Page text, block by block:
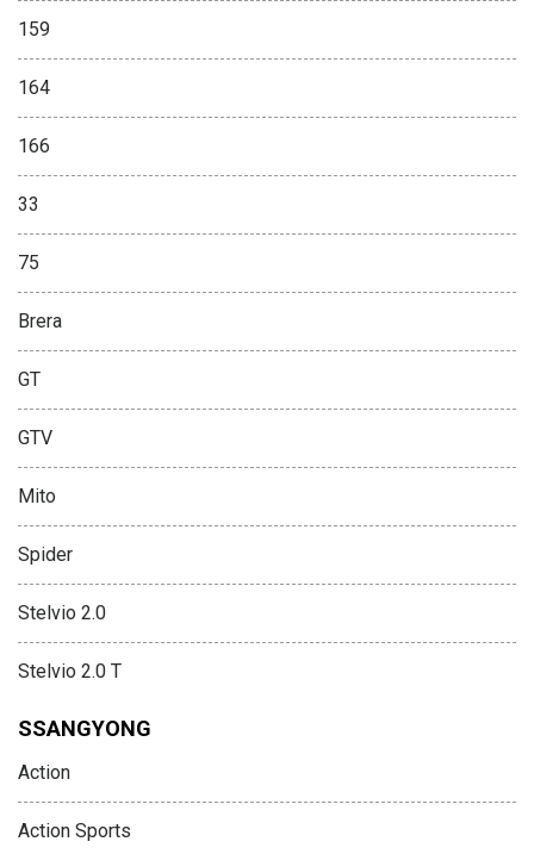
159
164
166
33
75
Brera
GT
GTV
Mito
Spider
Stelvio 2.0
Stelvio 2.0 T
SSANGYONG
Action
Action Sports